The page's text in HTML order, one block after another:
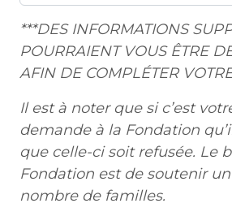
***DES INFORMATIONS
POURRAIENT VOUS ÊTRE
AFIN DE COMPLÉTER
Il est à noter que si c’est
demande à la Fondation
que celle-ci soit refusée. Le
Fondation est de soutenir
nombre de familles.